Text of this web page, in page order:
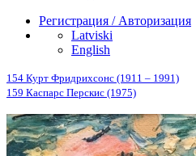
Регистрация / Авторизация
Latviski
English
154 Курт Фридрихсонс (1911 – 1991)
159 Каспарс Перскис (1975)